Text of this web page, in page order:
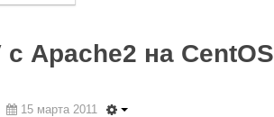
с Apache2 на CentOS
15 марта 2011